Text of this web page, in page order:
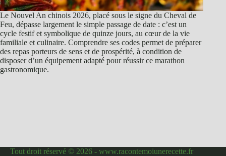
Le Nouvel An chinois 2026, placé sous le signe du Cheval de
Feu, dépasse largement le simple passage de date : c’est un
cycle festif et symbolique de quinze jours, au cœur de la vie
familiale et culinaire. Comprendre ses codes permet de préparer
des repas porteurs de sens et de prospérité, à condition de
disposer d’un équipement adapté pour réussir ce marathon
gastronomique.
Tout droit réservé © 2026 - www.racontemoiunerecette.fr